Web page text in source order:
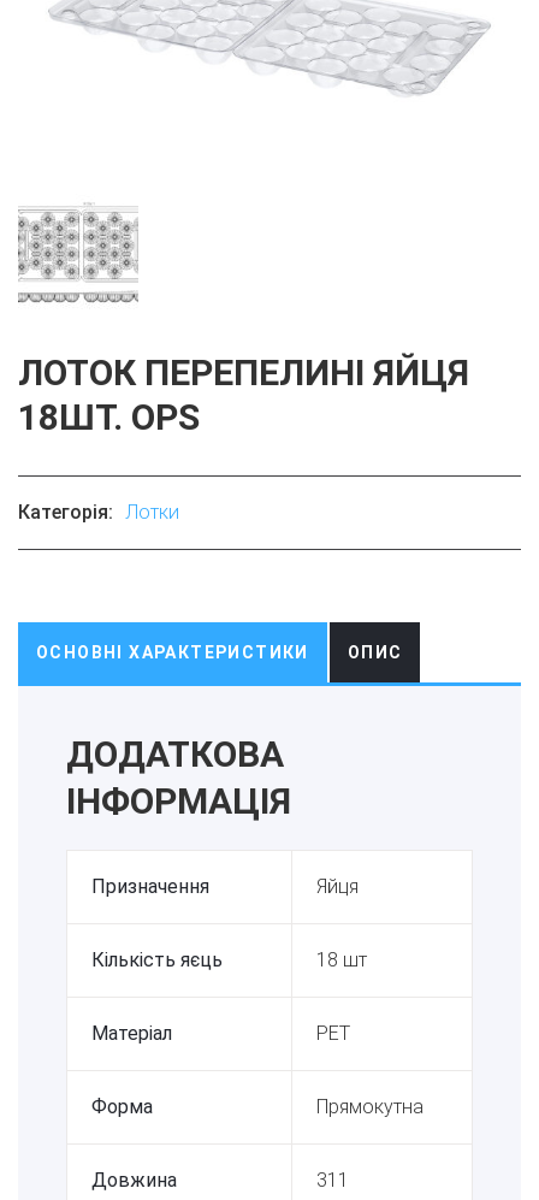
ЛОТОК ПЕРЕПЕЛИНІ ЯЙЦЯ
18ШТ. OPS
Категорія: Лотки
ОСНОВНІ ХАРАКТЕРИСТИКИ ОПИС
ДОДАТКОВА
ІНФОРМАЦІЯ
Призначення Яйця
Кількість яєць 18 шт
Матеріал PET
Форма Прямокутна
Довжина 311